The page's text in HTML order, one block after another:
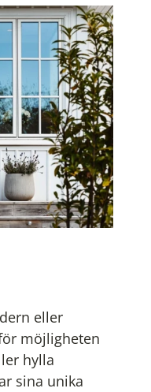
eller
möjligheten
hylla
sina unika